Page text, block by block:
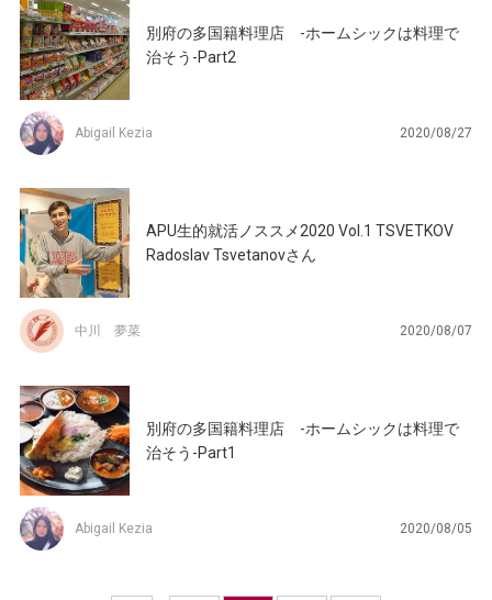
別府の多国籍料理店 -ホームシックは料理で
治そう-Part2
Abigail Kezia 2020/08/27
APU生的就活ノススメ2020 Vol.1 TSVETKOV
Radoslav Tsvetanovさん
中川 夢菜 2020/08/07
別府の多国籍料理店 -ホームシックは料理で
治そう-Part1
Abigail Kezia 2020/08/05